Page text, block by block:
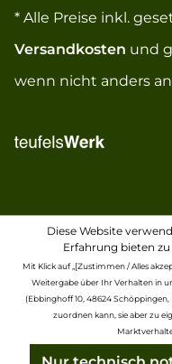
* Alle Preise inkl.
Versandkosten und
wenn nicht anders
Diese Website
Erfahrung bieten
Mit Klick auf „[Zustimmen / Alles
Weitergabe über Ihr Verhalten in
(Ebbinghoff 10, 48624
zuordnen kann, sie aber zu